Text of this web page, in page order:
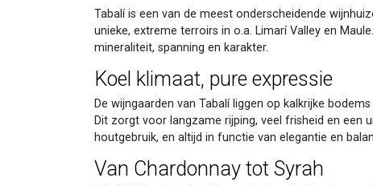
Tabalí is een van de meest onderscheidende
unieke, extreme terroirs in o.a. Limarí Valley en
mineraliteit, spanning en karakter.
Koel klimaat, pure expressie
De wijngaarden van Tabalí liggen op kalkrijke
Dit zorgt voor langzame rijping, veel frisheid en een
houtgebruik, en altijd in functie van elegantie en
Van Chardonnay tot Syrah